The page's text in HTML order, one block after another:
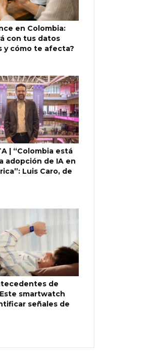
en Colombia:
con tus datos
y cómo te afecta?
| “Colombia está
adopción de IA en
Luis Caro, de
de
smartwatch
señales de